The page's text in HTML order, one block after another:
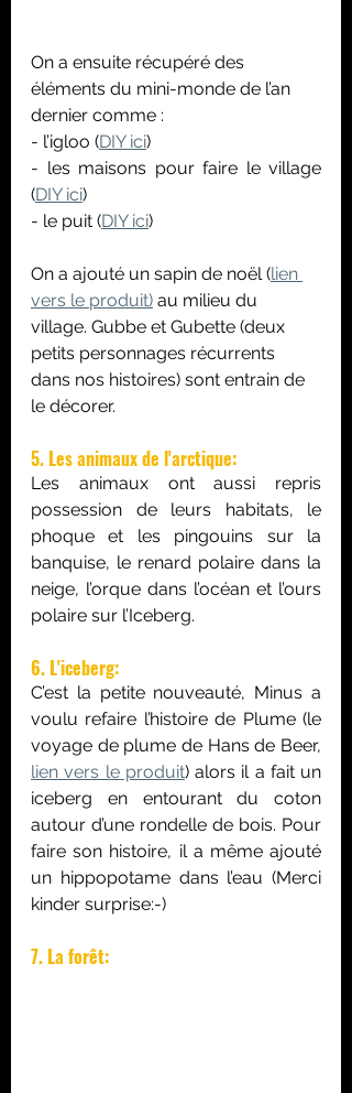
On a ensuite récupéré des
éléments du mini-monde de l’an
dernier comme :
- l’igloo (DIY ici)
- les maisons pour faire le village
(DIY ici)
- le puit (DIY ici)
On a ajouté un sapin de noël (lien
vers le produit) au milieu du
village. Gubbe et Gubette (deux
petits personnages récurrents
dans nos histoires) sont entrain de
le décorer.
5. Les animaux de l'arctique:
Les animaux ont aussi repris
possession de leurs habitats, le
phoque et les pingouins sur la
banquise, le renard polaire dans la
neige, l’orque dans l’océan et l’ours
polaire sur l’Iceberg.
6. L'iceberg:
C’est la petite nouveauté, Minus a
voulu refaire l’histoire de Plume (le
lien vers le produit) alors il a fait un
iceberg en entourant du coton
autour d’une rondelle de bois. Pour
faire son histoire, il a même ajouté
un hippopotame dans l’eau (Merci
kinder surprise:-)
7. La forêt: